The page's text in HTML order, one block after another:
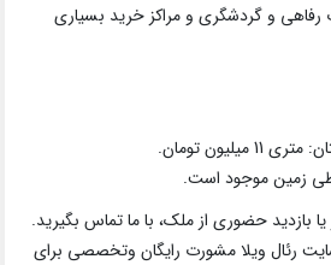
رفاهی و گردشگری و مراکز خرید بسیاری
تومان.
زمین موجود است.
حضوری از ملک، با ما تماس بگیرید.
رئال ویلا مشورت رایگان وتخصصی برای